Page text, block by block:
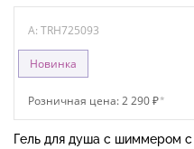
A: TRH725093
Новинка
Розничная цена: 2 290 ₽*
Гель для душа с шиммером